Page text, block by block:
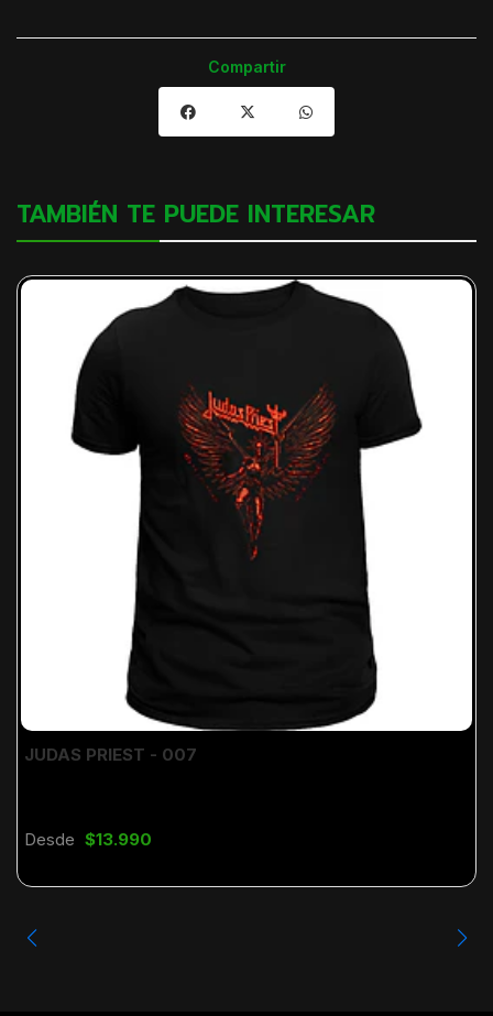
Compartir
TAMBIÉN TE PUEDE INTERESAR
JUDAS PRIEST - 007
Desde $13.990